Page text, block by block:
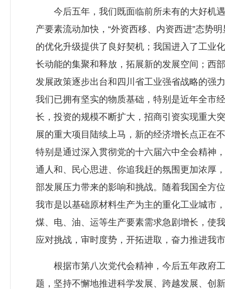
今后五年，我们既面临前所未有的大好机遇
产要素流动加快，“外资西移、内资西进”态势
的优化升级提供了良好契机；我国进入了工业
长动能的集聚和释放，拓展新的发展空间；西
发展政策逐步出台和四川省工业强省战略的强
我们已拥有坚实的物质基础，特别是近年全市
长，投资的规模不断扩大，招商引资实现重大
展的重大项目陆续上马，新的经济增长点正在
特别是通过深入贯彻党的十六届六中全会精神
通人和、民心思进、你追我赶的氛围更加浓厚
部发展压力带来的影响和挑战。随着我国全方
我市是以基础原材料生产为主的重化工业城市
煤、电、油、运等生产要素需求急剧增长，使
应对挑战，审时度势，开拓进取，奋力推进我
根据市第八次党代会精神，今后五年政府工
题，坚持不懈地推进科学发展、跨越发展、创